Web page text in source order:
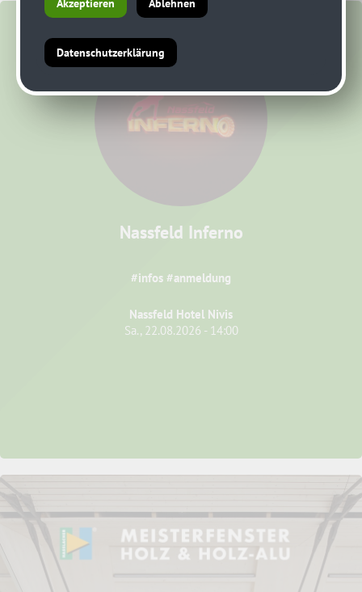
Nassfeld Inferno
#infos #anmeldung
Nassfeld Hotel Nivis
Sa., 22.08.2026 - 14:00
Datenschutzerklärung